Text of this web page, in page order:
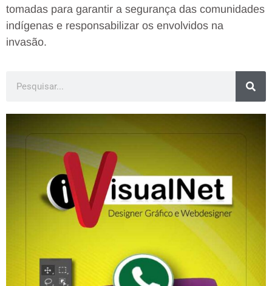
tomadas para garantir a segurança das comunidades
indígenas e responsabilizar os envolvidos na
invasão.